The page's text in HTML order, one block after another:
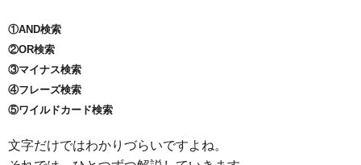
①AND検索
②OR検索
③マイナス検索
④フレーズ検索
⑤ワイルドカード検索
文字だけではわかりづらいですよね。